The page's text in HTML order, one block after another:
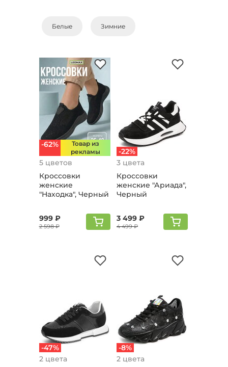
Белые Зимние
-62%
Товар из
рекламы
5 цветов
Кроссовки
женские
"Находка", Черный
999 ₽
2 598 ₽
-22%
3 цвета
Кроссовки
женские "Ариада",
Черный
3 499 ₽
4 499 ₽
-47%
2 цвета
-8%
2 цвета